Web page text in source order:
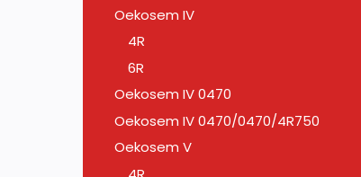
Oekosem IV
4R
6R
Oekosem IV 0470
Oekosem IV 0470/0470/4R750
Oekosem V